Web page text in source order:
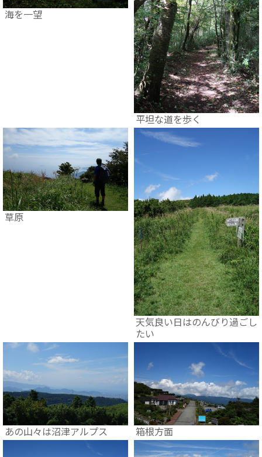
海を一望
平坦な道を歩く
草原
天気良い日はのんびり過ごし
たい
あの山々は沼津アルプス 箱根方面